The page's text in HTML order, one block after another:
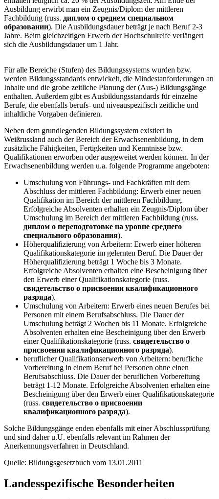
Ausbildung erwirbt man ein Zeugnis/Diplom der mittleren
Fachbildung (russ. диплом о среднем специальном
образовании). Die Ausbildungsdauer beträgt je nach Beruf 2-3
Jahre. Beim gleichzeitigen Erwerb der Hochschulreife verlängert
sich die Ausbildungsdauer um 1 Jahr.
Für alle Bereiche (Stufen) des Bildungssystems wurden bzw.
werden Bildungsstandards entwickelt, die Mindestanforderungen an
Inhalte und die grobe zeitliche Planung der (Aus-) Bildungsgänge
enthalten. Außerdem gibt es Ausbildungsstandards für einzelne
Berufe, die ebenfalls berufs- und niveauspezifisch zeitliche und
inhaltliche Vorgaben definieren.
Neben dem grundlegenden Bildungssystem existiert in
Weißrussland auch der Bereich der Erwachsenenbildung, in dem
zusätzliche Fähigkeiten, Fertigkeiten und Kenntnisse bzw.
Qualifikationen erworben oder ausgeweitet werden können. In der
Erwachsenenbildung werden u.a. folgende Programme angeboten:
Umschulung von Führungs- und Fachkräften mit dem
Abschluss der mittleren Fachbildung: Erwerb einer neuen
Qualifikation im Bereich der mittleren Fachbildung.
Erfolgreiche Absolventen erhalten ein Zeugnis/Diplom über
Umschulung im Bereich der mittleren Fachbildung (russ.
диплом о переподготовке на уровне среднего
специального образования).
Höherqualifizierung von Arbeitern: Erwerb einer höheren
Qualifikationskategorie im gelernten Beruf. Die Dauer der
Höherqualifizierung beträgt 1 Woche bis 3 Monate.
Erfolgreiche Absolventen erhalten eine Bescheinigung über
den Erwerb einer Qualifikationskategorie (russ.
свидетельство о присвоении квалификационного
разряда).
Umschulung von Arbeitern: Erwerb eines neuen Berufes bei
Personen mit einem Berufsabschluss. Die Dauer der
Umschulung beträgt 2 Wochen bis 11 Monate. Erfolgreiche
Absolventen erhalten eine Bescheinigung über den Erwerb
einer Qualifikationskategorie (russ. свидетельство о
присвоении квалификационного разряда).
beruflicher Qualifikationserwerb von Arbeitern: berufliche
Vorbereitung in einem Beruf bei Personen ohne einen
Berufsabschluss. Die Dauer der beruflichen Vorbereitung
beträgt 1-12 Monate. Erfolgreiche Absolventen erhalten eine
Bescheinigung über den Erwerb einer Qualifikationskategorie
(russ. свидетельство о присвоении
квалификационного разряда).
Solche Bildungsgänge enden ebenfalls mit einer Abschlussprüfung
und sind daher u.U. ebenfalls relevant im Rahmen der
Anerkennungsverfahren in Deutschland.
Quelle: Bildungsgesetzbuch vom 13.01.2011
Landesspezifische Besonderheiten